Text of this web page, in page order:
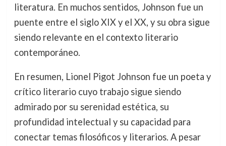
literatura. En muchos sentidos, Johnson fue un
puente entre el siglo XIX y el XX, y su obra sigue
siendo relevante en el contexto literario
contemporáneo.
En resumen, Lionel Pigot Johnson fue un poeta y
crítico literario cuyo trabajo sigue siendo
admirado por su serenidad estética, su
profundidad intelectual y su capacidad para
conectar temas filosóficos y literarios. A pesar